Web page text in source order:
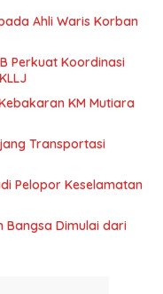
Ahli Waris Korban
Perkuat Koordinasi
KM Mutiara
Transportasi
Pelopor Keselamatan
Bangsa Dimulai dari